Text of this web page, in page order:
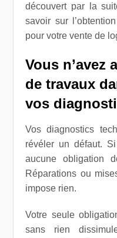
découvert par la
savoir sur
pour votre vente de
Vous n’avez
de travaux
vos
Vos diagnostics
révéler un défaut.
aucune obligation
Réparations ou
impose rien.
Votre seule
sans rien